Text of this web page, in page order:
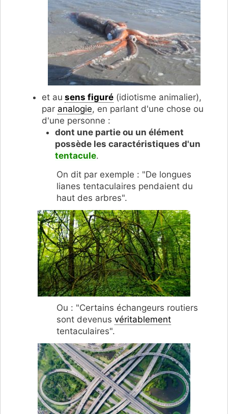
et au sens figuré (idiotisme animalier),
par analogie, en parlant d'une chose ou
d'une personne :
dont une partie ou un élément
possède les caractéristiques d'un
tentacule.
On dit par exemple : "De longues
lianes tentaculaires pendaient du
haut des arbres".
Ou : "Certains échangeurs routiers
sont devenus véritablement
tentaculaires".